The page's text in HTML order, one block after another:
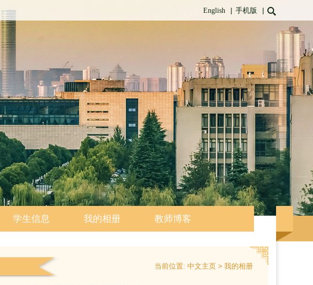
English | 手机版 |
学生信息 我的相册 教师博客
当前位置: 中文主页 > 我的相册